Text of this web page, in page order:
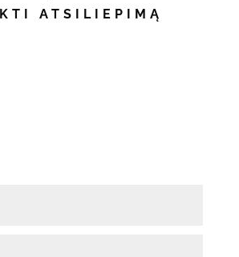
ATSILIEPIMĄ